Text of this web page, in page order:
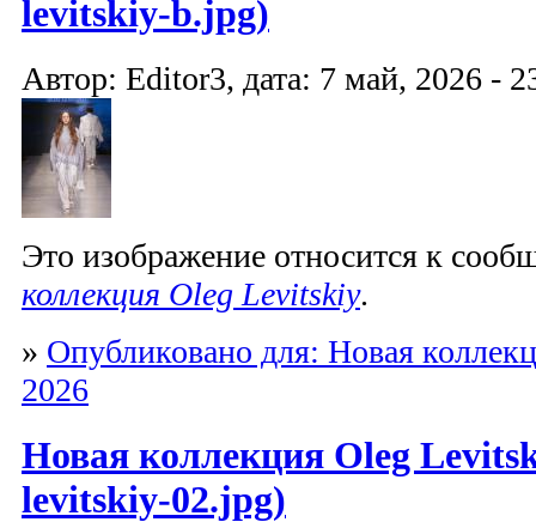
levitskiy-b.jpg)
Автор: Editor3, дата: 7 май, 2026 -
Это изображение относится к
коллекция Oleg Levitskiy.
» Опубликовано для: Новая
2026
Новая коллекция Oleg
levitskiy-02.jpg)